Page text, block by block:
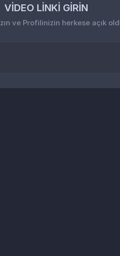
VİDEO LİNKİ GİRİN
ve Profilinizin herkese açık